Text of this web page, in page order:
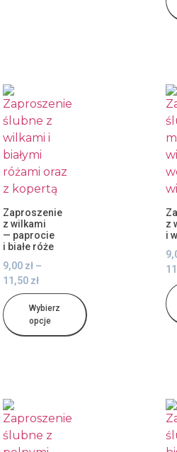
Zaproszenie
z wilkami
— paprocie
i białe róże
9,00 zł –
11,50 zł
Wybierz
opcje
z
i